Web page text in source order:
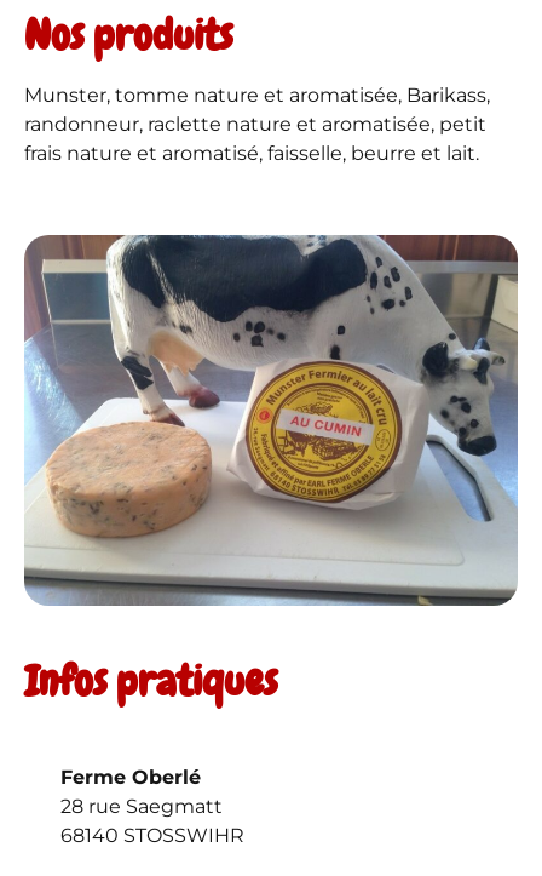
Nos produits
Munster, tomme nature et aromatisée, Barikass,
randonneur, raclette nature et aromatisée, petit
frais nature et aromatisé, faisselle, beurre et lait.
Infos pratiques
Ferme Oberlé
28 rue Saegmatt
68140 STOSSWIHR